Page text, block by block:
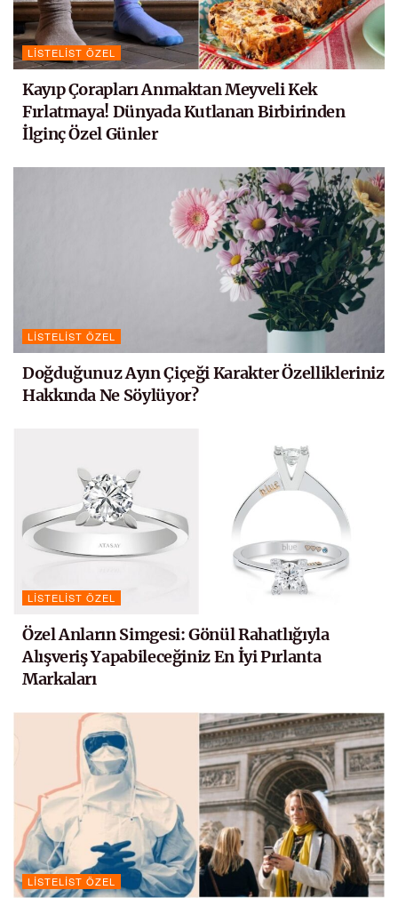
LISTELIST ÖZEL
Kayıp Çorapları Anmaktan Meyveli Kek
Fırlatmaya! Dünyada Kutlanan Birbirinden
İlginç Özel Günler
LISTELIST ÖZEL
Doğduğunuz Ayın Çiçeği Karakter Özellikleriniz
Hakkında Ne Söylüyor?
LISTELIST ÖZEL
Özel Anların Simgesi: Gönül Rahatlığıyla
Alışveriş Yapabileceğiniz En İyi Pırlanta
Markaları
LISTELIST ÖZEL